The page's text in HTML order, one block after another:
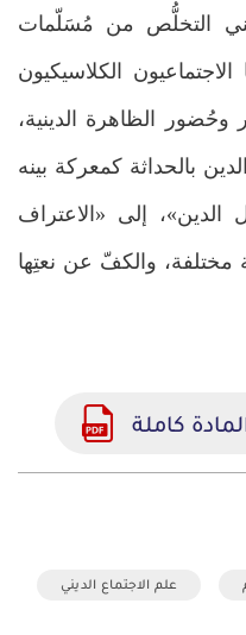
التخلُّص من مُسَلّمات
الاجتماعيون الكلاسيكيون
الظاهرة الدينية،
بالحداثة كمعركة بينه
الدين»، إلى «الاعتراف
مختلفة، والكفّ عن نعتِها
كاملة
علم الاجتماع الديني